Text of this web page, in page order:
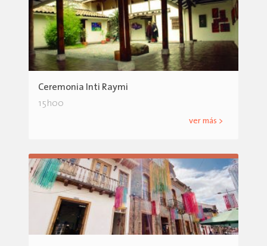
Ceremonia Inti Raymi
15h00
ver más >